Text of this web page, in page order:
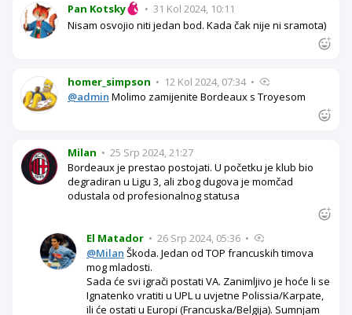
Pan Kotsky • 31 Kol 2024, 10:11
Nisam osvojio niti jedan bod. Kada čak nije ni sramota)
homer_simpson • 12 Kol 2024, 07:34 •
@admin Molimo zamijenite Bordeaux s Troyesom
Milan • 25 Srp 2024, 21:27
Bordeaux je prestao postojati. U početku je klub bio
degradiran u Ligu 3, ali zbog dugova je momčad
odustala od profesionalnog statusa
El Matador • 26 Srp 2024, 05:36 •
@Milan Škoda. Jedan od TOP francuskih timova
mog mladosti.
Sada će svi igrači postati VA. Zanimljivo je hoće li se
Ignatenko vratiti u UPL u uvjetne Polissia/Karpate,
ili će ostati u Europi (Francuska/Belgija). Sumnjam